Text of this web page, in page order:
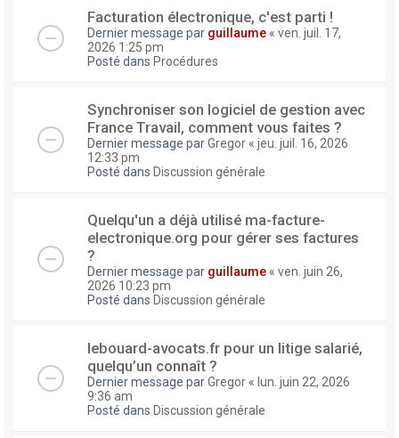
Facturation électronique, c'est parti !
Dernier message par guillaume « ven. juil. 17,
2026 1:25 pm
Posté dans Procédures
Synchroniser son logiciel de gestion avec
France Travail, comment vous faites ?
Dernier message parGregor « jeu. juil. 16, 2026
12:33 pm
Posté dans Discussion générale
Quelqu'un a déjà utilisé ma-facture-
electronique.org pour gérer ses factures
?
Dernier message par guillaume « ven. juin 26,
2026 10:23 pm
Posté dans Discussion générale
lebouard-avocats.fr pour un litige salarié,
quelqu’un connaît ?
Dernier message parGregor « lun. juin 22, 2026
9:36 am
Posté dans Discussion générale